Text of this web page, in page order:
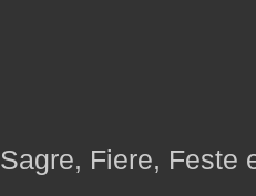
Sagre, Fiere, Feste